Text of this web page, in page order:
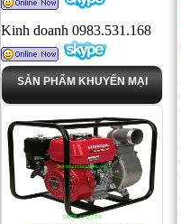
Kinh doanh 0983.531.168
SẢN PHẨM KHUYẾN MẠI